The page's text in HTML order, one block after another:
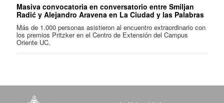
Masiva convocatoria en conversatorio entre Smiljan
Radić y Alejandro Aravena en La Ciudad y las Palabras
Más de 1.000 personas asistieron al encuentro extraordinario con
los premios Pritzker en el Centro de Extensión del Campus
Oriente UC.